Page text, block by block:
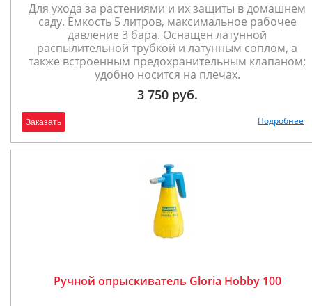
Для ухода за растениями и их защиты в домашнем
саду. Ёмкость 5 литров, максимальное рабочее
давление 3 бара. Оснащен латунной
распылительной трубкой и латунным соплом, а
также встроенным предохранительным клапаном;
удобно носится на плечах.
3 750 руб.
Заказать Подробнее
Ручной опрыскиватель Gloria Hobby 100